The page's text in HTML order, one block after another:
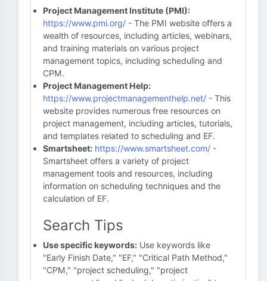
Project Management Institute (PMI):
https://www.pmi.org/ - The PMI website offers a
wealth of resources, including articles, webinars,
and training materials on various project
management topics, including scheduling and
CPM.
Project Management Help:
https://www.projectmanagementhelp.net/ - This
website provides numerous free resources on
project management, including articles, tutorials,
and templates related to scheduling and EF.
Smartsheet: https://www.smartsheet.com/ -
Smartsheet offers a variety of project
management tools and resources, including
information on scheduling techniques and the
calculation of EF.
Search Tips
Use specific keywords: Use keywords like
"Early Finish Date," "EF," "Critical Path Method,"
"CPM," "project scheduling," "project